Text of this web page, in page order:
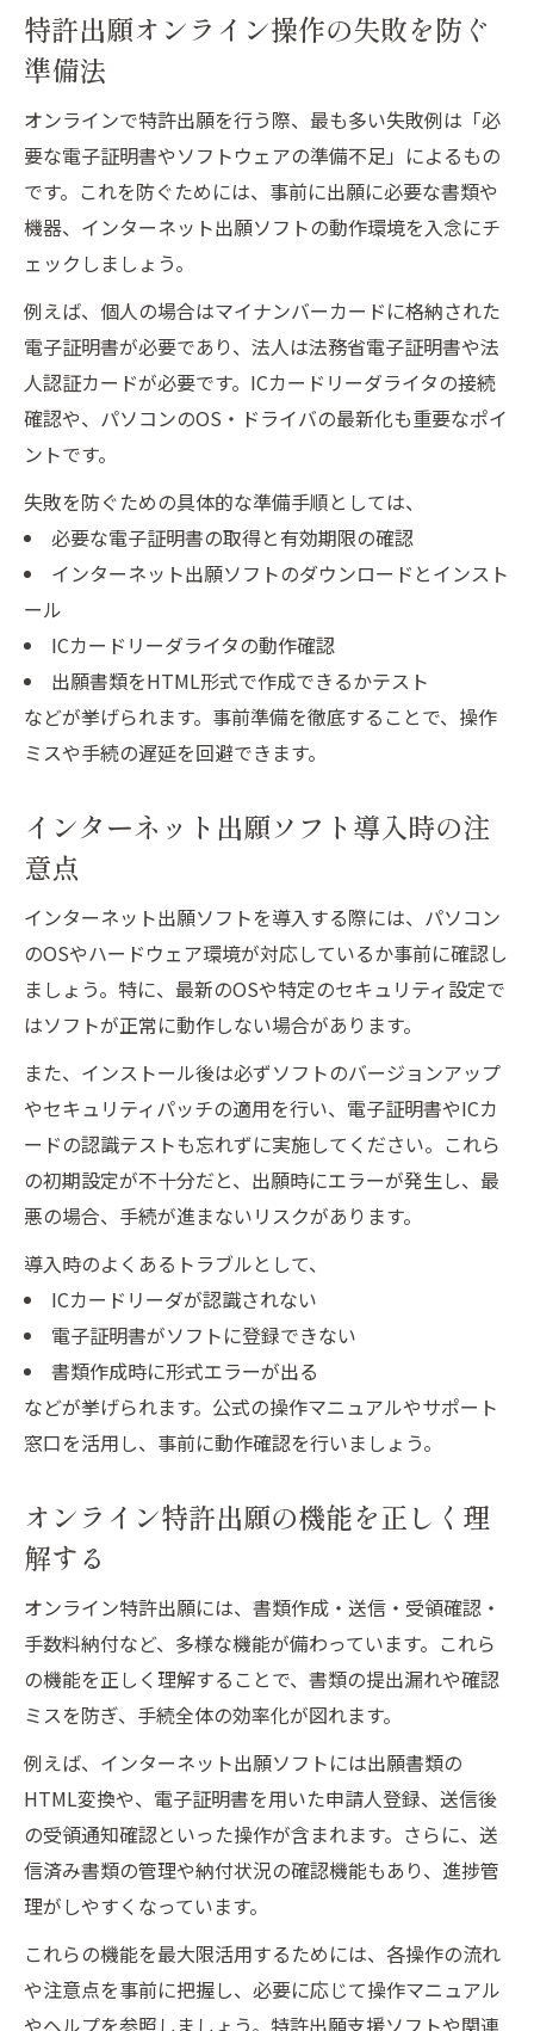
インターネット出願ソフトと電子証明連携
法
不安を解消するオンライン特許出願のポイント
とは
初めての特許出願オンライン操作で安心す
るコツ
インターネット出願ソフトのエラー回避策
ト
出願書類の内容チェックとミス予防法
特許出願オンライン操作のサポート活用術
トラブル回避に役立つ電子証明と送信書類の確
電子証明書の取得と特許出願オンライン操
作の流れ
インターネット出願ソフトでの送信手順解
説
エラー発生時の対処と再送信のポイント
特許出願オンライン操作の安全な記録保存
特許出願操作を効率化するための準備とコツ
する
インターネット出願ソフトの設定最適化ポ
イント
電子証明書とICカードの準備手順
特許出願支援ソフトの活用で作業を効率化
書類作成から送信までの時短テクニック
特許出願オンライン操作の失敗を防ぐ
準備法
オンラインで特許出願を行う際、最も多い失敗例は「必
要な電子証明書やソフトウェアの準備不足」によるもの
です。これを防ぐためには、事前に出願に必要な書類や
機器、インターネット出願ソフトの動作環境を入念にチ
ェックしましょう。
例えば、個人の場合はマイナンバーカードに格納された
電子証明書が必要であり、法人は法務省電子証明書や法
人認証カードが必要です。ICカードリーダライタの接続
確認や、パソコンのOS・ドライバの最新化も重要なポイ
ントです。
失敗を防ぐための具体的な準備手順としては、
必要な電子証明書の取得と有効期限の確認
インターネット出願ソフトのダウンロードとインスト
ール
ICカードリーダライタの動作確認
出願書類をHTML形式で作成できるかテスト
などが挙げられます。事前準備を徹底することで、操作
ミスや手続の遅延を回避できます。
インターネット出願ソフト導入時の注
意点
インターネット出願ソフトを導入する際には、パソコン
のOSやハードウェア環境が対応しているか事前に確認し
ましょう。特に、最新のOSや特定のセキュリティ設定で
はソフトが正常に動作しない場合があります。
また、インストール後は必ずソフトのバージョンアップ
やセキュリティパッチの適用を行い、電子証明書やICカ
ードの認識テストも忘れずに実施してください。これら
の初期設定が不十分だと、出願時にエラーが発生し、最
悪の場合、手続が進まないリスクがあります。
導入時のよくあるトラブルとして、
ICカードリーダが認識されない
電子証明書がソフトに登録できない
書類作成時に形式エラーが出る
などが挙げられます。公式の操作マニュアルやサポート
窓口を活用し、事前に動作確認を行いましょう。
オンライン特許出願の機能を正しく理
解する
オンライン特許出願には、書類作成・送信・受領確認・
手数料納付など、多様な機能が備わっています。これら
の機能を正しく理解することで、書類の提出漏れや確認
ミスを防ぎ、手続全体の効率化が図れます。
例えば、インターネット出願ソフトには出願書類の
HTML変換や、電子証明書を用いた申請人登録、送信後
の受領通知確認といった操作が含まれます。さらに、送
信済み書類の管理や納付状況の確認機能もあり、進捗管
理がしやすくなっています。
これらの機能を最大限活用するためには、各操作の流れ
や注意点を事前に把握し、必要に応じて操作マニュアル
やヘルプを参照しましょう。特許出願支援ソフトや関連